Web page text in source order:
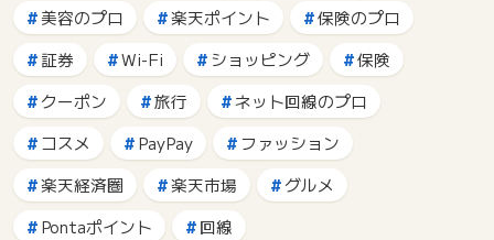
美容のプロ
楽天ポイント
保険のプロ
証券
Wi-Fi ショッピング
保険
クーポン
旅行
ネット回線のプロ
コスメ
PayPay
ファッション
楽天経済圏
楽天市場
グルメ
Pontaポイント
回線